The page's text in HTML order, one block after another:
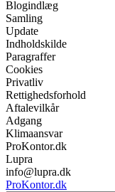
Blogindlæg
Samling
Update
Indholdskilde
Paragraffer
Cookies
Privatliv
Rettighedsforhold
Aftalevilkår
Adgang
Klimaansvar
ProKontor.dk
Lupra
info@lupra.dk
ProKontor.dk